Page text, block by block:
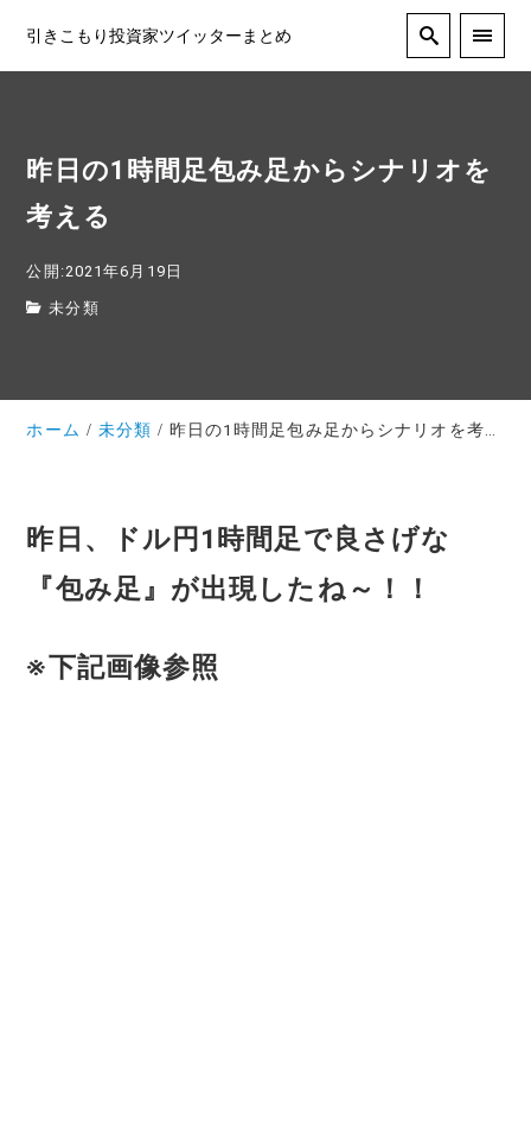
引きこもり投資家ツイッターまとめ
昨日の1時間足包み足からシナリオを
考える
公開:2021年6月19日
未分類
ホーム 未分類 昨日の1時間足包み足からシナリオを考える
昨日、ドル円1時間足で良さげな
『包み足』が出現したね～！！
※下記画像参照